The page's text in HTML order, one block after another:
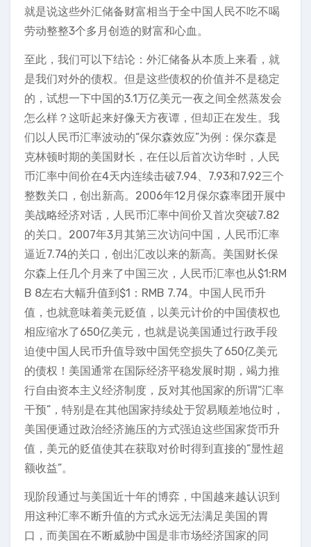
就是说这些外汇储备财富相当于全中国人民不吃不喝
劳动整整3个多月创造的财富和心血。
至此，我们可以下结论：外汇储备从本质上来看，就
是我们对外的债权。但是这些债权的价值并不是稳定
的，试想一下中国的3.1万亿美元一夜之间全然蒸发会
怎么样？这听起来好像天方夜谭，但却正在发生。我
们以人民币汇率波动的“保尔森效应”为例：保尔森是
克林顿时期的美国财长，在任以后首次访华时，人民
币汇率中间价在4天内连续击破7.94、7.93和7.92三个
整数关口，创出新高。2006年12月保尔森率团开展中
美战略经济对话，人民币汇率中间价又首次突破7.82
的关口。2007年3月其第三次访问中国，人民币汇率
逼近7.74的关口，创出汇改以来的新高。美国财长保
尔森上任几个月来了中国三次，人民币汇率也从$1:RM
B 8左右大幅升值到$1：RMB 7.74。中国人民币升
值，也就意味着美元贬值，以美元计价的中国债权也
相应缩水了650亿美元，也就是说美国通过行政手段
迫使中国人民币升值导致中国凭空损失了650亿美元
的债权！美国通常在国际经济平稳发展时期，竭力推
行自由资本主义经济制度，反对其他国家的所谓“汇率
干预”，特别是在其他国家持续处于贸易顺差地位时，
美国便通过政治经济施压的方式强迫这些国家货币升
值，美元的贬值使其在获取对价时得到直接的“显性超
额收益”。
现阶段通过与美国近十年的博弈，中国越来越认识到
用这种汇率不断升值的方式永远无法满足美国的胃
口，而美国在不断威胁中国是非市场经济国家的同